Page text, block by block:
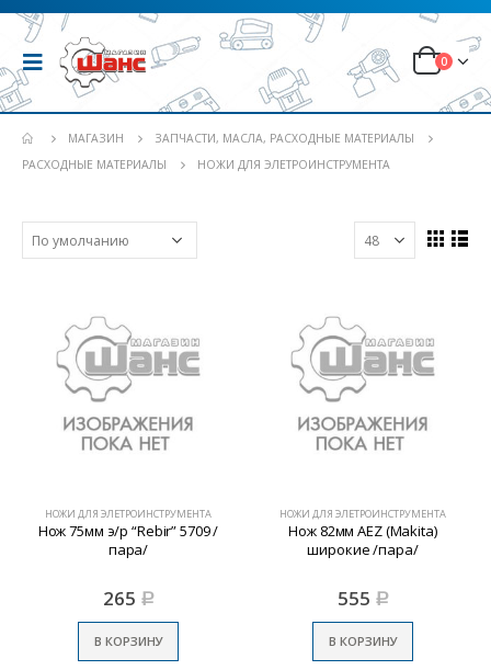
0
МАГАЗИН
ЗАПЧАСТИ, МАСЛА, РАСХОДНЫЕ МАТЕРИАЛЫ
РАСХОДНЫЕ МАТЕРИАЛЫ
НОЖИ ДЛЯ ЭЛЕТРОИНСТРУМЕНТА
НОЖИ ДЛЯ ЭЛЕТРОИНСТРУМЕНТА
Нож 75мм э/р “Rebir” 5709 /
пара/
265 Р
В КОРЗИНУ
НОЖИ ДЛЯ ЭЛЕТРОИНСТРУМЕНТА
Нож 82мм AEZ (Makita)
широкие /пара/
555 Р
В КОРЗИНУ